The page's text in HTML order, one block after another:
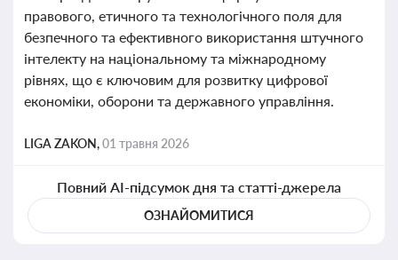
правового, етичного та технологічного поля для
безпечного та ефективного використання штучного
інтелекту на національному та міжнародному
рівнях, що є ключовим для розвитку цифрової
економіки, оборони та державного управління.
LIGA ZAKON,01 травня 2026
Повний AI-підсумок дня та статті-джерела
ОЗНАЙОМИТИСЯ